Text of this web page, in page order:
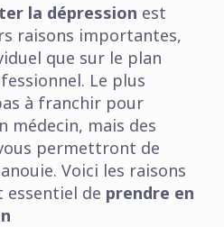
la dépression est
raisons importantes,
que sur le plan
Le plus
à franchir pour
médecin, mais des
permettront de
Voici les raisons
essentiel de prendre en